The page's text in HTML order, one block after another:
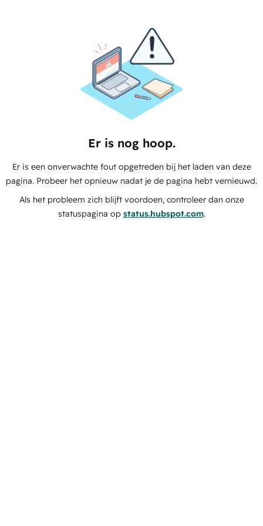
Er is nog hoop.
Er is een onverwachte fout opgetreden bij het laden van deze
pagina. Probeer het opnieuw nadat je de pagina hebt vernieuwd.
Als het probleem zich blijft voordoen, controleer dan onze
statuspagina op status.hubspot.com.